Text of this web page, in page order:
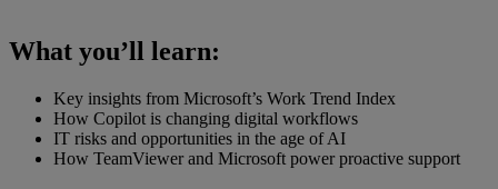
What you’ll learn:
Key insights from Microsoft’s Work Trend Index
How Copilot is changing digital workflows
IT risks and opportunities in the age of AI
How TeamViewer and Microsoft power proactive support